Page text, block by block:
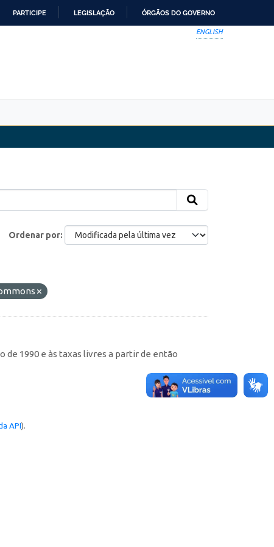
PARTICIPE LEGISLAÇÃO ÓRGÃOS DO GOVERNO
ENGLISH
Ordenar por
de 1990 e às taxas livres a partir de então
API).